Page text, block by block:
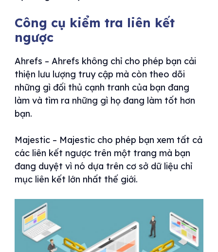
Công cụ kiểm tra liên kết
ngược
Ahrefs – Ahrefs không chỉ cho phép bạn cải
thiện lưu lượng truy cập mà còn theo dõi
những gì đối thủ cạnh tranh của bạn đang
làm và tìm ra những gì họ đang làm tốt hơn
bạn.
Majestic – Majestic cho phép bạn xem tất cả
các liên kết ngược trên một trang mà bạn
đang duyệt vì nó dựa trên cơ sở dữ liệu chỉ
mục liên kết lớn nhất thế giới.